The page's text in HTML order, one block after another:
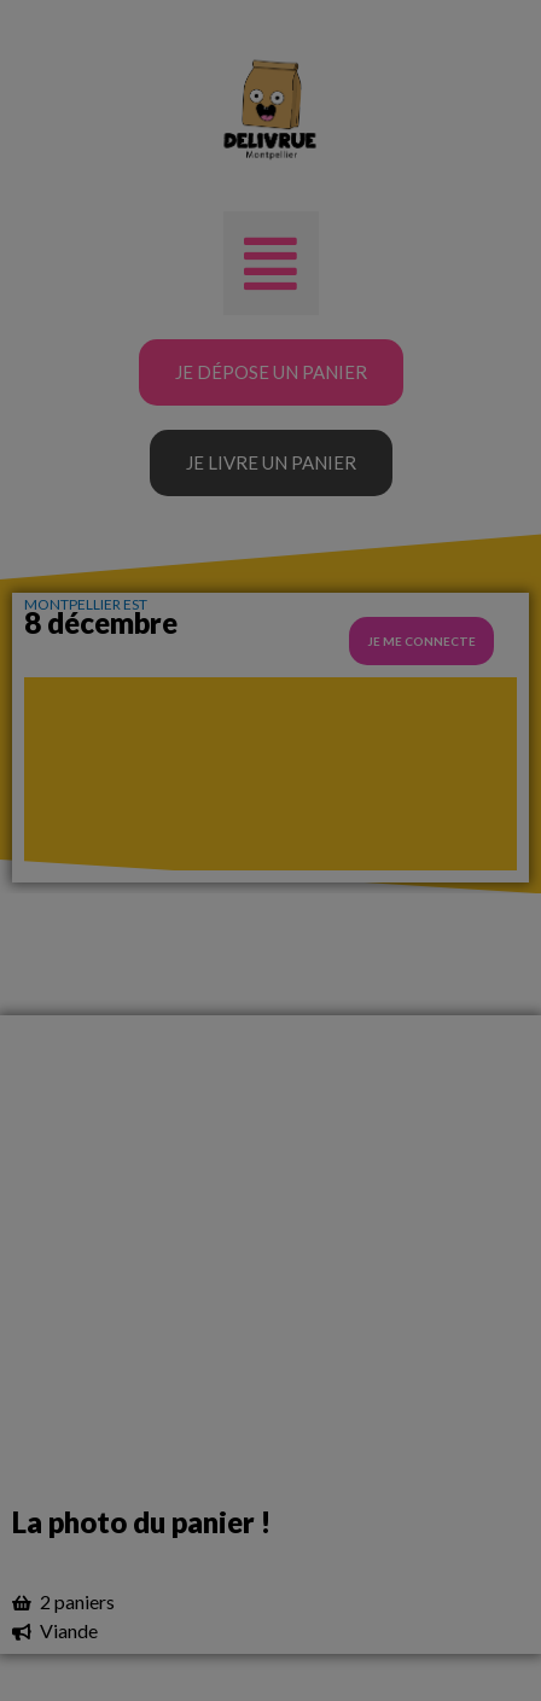
JE DÉPOSE UN PANIER
JE LIVRE UN PANIER
MONTPELLIER EST
8 décembre
JE ME CONNECTE
La photo du panier !
2 paniers
Viande